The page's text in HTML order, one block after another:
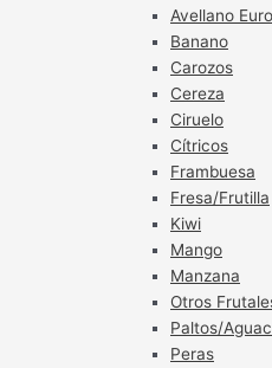
Avellano
Banano
Carozos
Cereza
Ciruelo
Cítricos
Frambuesa
Fresa/Frutilla
Kiwi
Mango
Manzana
Otros
Paltos/
Peras